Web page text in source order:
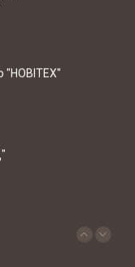
"НОВІТЕХ"
CARS-